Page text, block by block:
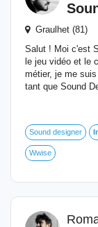
Graulhet (81)
Salut ! Moi c'est
le jeu vidéo et le
métier, je me
tant que Sound
Sound designer
Wwise